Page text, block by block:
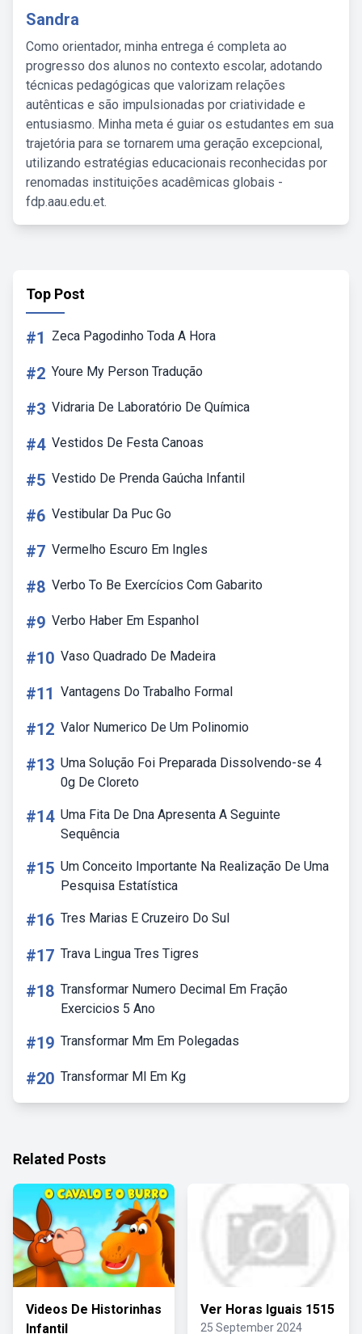
Sandra
Como orientador, minha entrega é completa ao
progresso dos alunos no contexto escolar, adotando
técnicas pedagógicas que valorizam relações
autênticas e são impulsionadas por criatividade e
entusiasmo. Minha meta é guiar os estudantes em sua
trajetória para se tornarem uma geração excepcional,
utilizando estratégias educacionais reconhecidas por
renomadas instituições acadêmicas globais -
fdp.aau.edu.et.
Top Post
#1 Zeca Pagodinho Toda A Hora
#2 Youre My Person Tradução
#3 Vidraria De Laboratório De Química
#4 Vestidos De Festa Canoas
#5 Vestido De Prenda Gaúcha Infantil
#6 Vestibular Da Puc Go
#7 Vermelho Escuro Em Ingles
#8 Verbo To Be Exercícios Com Gabarito
#9 Verbo Haber Em Espanhol
#10 Vaso Quadrado De Madeira
#11 Vantagens Do Trabalho Formal
#12 Valor Numerico De Um Polinomio
#13 Uma Solução Foi Preparada Dissolvendo-se 4
0g De Cloreto
#14 Uma Fita De Dna Apresenta A Seguinte
Sequência
#15 Um Conceito Importante Na Realização De Uma
Pesquisa Estatística
#16 Tres Marias E Cruzeiro Do Sul
#17 Trava Lingua Tres Tigres
#18 Transformar Numero Decimal Em Fração
Exercicios 5 Ano
#19 Transformar Mm Em Polegadas
#20 Transformar Ml Em Kg
Related Posts
Videos De Historinhas
Infantil
Ver Horas Iguais 1515
25 September 2024